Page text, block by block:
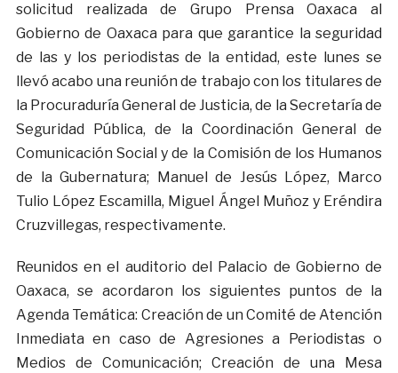
solicitud realizada de Grupo Prensa Oaxaca al
Gobierno de Oaxaca para que garantice la seguridad
de las y los periodistas de la entidad, este lunes se
llevó acabo una reunión de trabajo con los titulares de
la Procuraduría General de Justicia, de la Secretaría de
Seguridad Pública, de la Coordinación General de
Comunicación Social y de la Comisión de los Humanos
de la Gubernatura; Manuel de Jesús López, Marco
Tulio López Escamilla, Miguel Ángel Muñoz y Eréndira
Cruzvillegas, respectivamente.
Reunidos en el auditorio del Palacio de Gobierno de
Oaxaca, se acordaron los siguientes puntos de la
Agenda Temática: Creación de un Comité de Atención
Inmediata en caso de Agresiones a Periodistas o
Medios de Comunicación; Creación de una Mesa